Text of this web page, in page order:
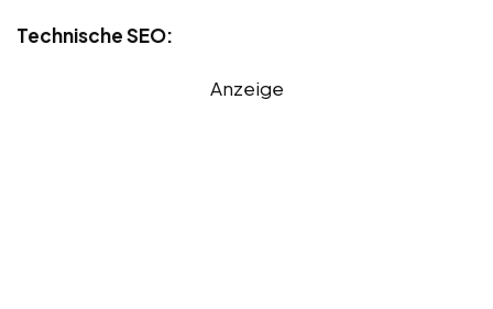
Technische SEO:
Anzeige